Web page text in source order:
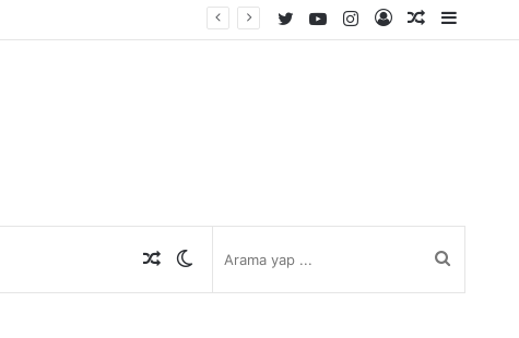
Rastgele
Kayıt
Instagram
YouTube
Twitter
Rastgele